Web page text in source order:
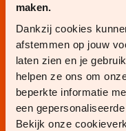
maken.
Dankzij cookies
afstemmen op jouw
laten zien en je
helpen ze ons om
beperkte informatie
een
Bekijk onze